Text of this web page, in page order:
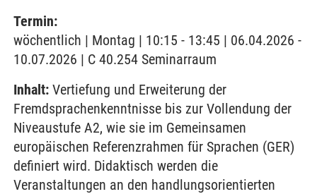
Termin:
wöchentlich | Montag | 10:15 - 13:45 | 06.04.2026 -
10.07.2026 | C 40.254 Seminarraum
Inhalt: Vertiefung und Erweiterung der
Fremdsprachenkenntnisse bis zur Vollendung der
Niveaustufe A2, wie sie im Gemeinsamen
europäischen Referenzrahmen für Sprachen (GER)
definiert wird. Didaktisch werden die
Veranstaltungen an den handlungsorientierten